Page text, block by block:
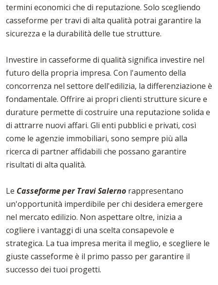
termini economici che di reputazione. Solo scegliendo
casseforme per travi di alta qualità potrai garantire la
sicurezza e la durabilità delle tue strutture.
Investire in casseforme di qualità significa investire nel
futuro della propria impresa. Con l'aumento della
concorrenza nel settore dell'edilizia, la differenziazione è
fondamentale. Offrire ai propri clienti strutture sicure e
durature permette di costruire una reputazione solida e
di attrarre nuovi affari. Gli enti pubblici e privati, così
come le agenzie immobiliari, sono sempre più alla
ricerca di partner affidabili che possano garantire
risultati di alta qualità.
Le Casseforme per Travi Salerno rappresentano
un'opportunità imperdibile per chi desidera emergere
nel mercato edilizio. Non aspettare oltre, inizia a
cogliere i vantaggi di una scelta consapevole e
strategica. La tua impresa merita il meglio, e scegliere le
giuste casseforme è il primo passo per garantire il
successo dei tuoi progetti.